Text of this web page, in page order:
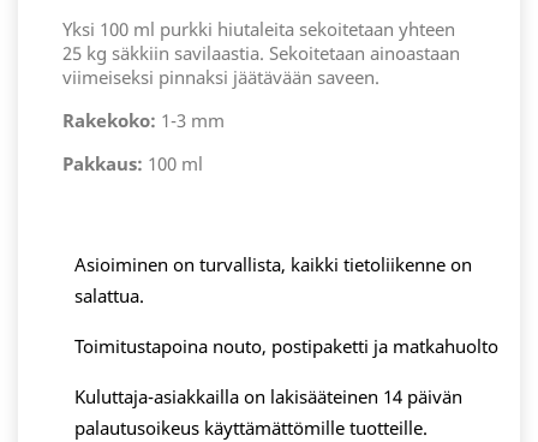
Yksi 100 ml purkki hiutaleita sekoitetaan yhteen
25 kg säkkiin savilaastia. Sekoitetaan ainoastaan
viimeiseksi pinnaksi jäätävään saveen.
Rakekoko: 1-3 mm
Pakkaus: 100 ml
Asioiminen on turvallista, kaikki tietoliikenne on
salattua.
Toimitustapoina nouto, postipaketti ja matkahuolto
Kuluttaja-asiakkailla on lakisääteinen 14 päivän
palautusoikeus käyttämättömille tuotteille.